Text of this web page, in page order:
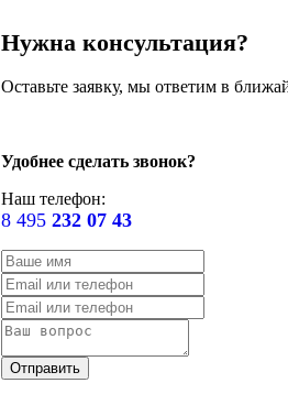
Нужна консультация?
Оставьте заявку, мы ответим в
Удобнее сделать звонок?
Наш телефон:
8 495 232 07 43